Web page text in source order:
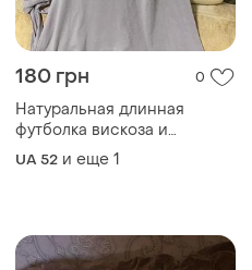
180 грн 0
Натуральная длинная
футболка вискоза и
анастан.
UA 52 и еще 1